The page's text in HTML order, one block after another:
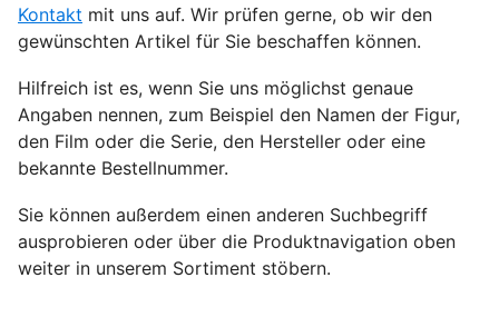
Kontakt mit uns auf. Wir prüfen gerne, ob wir den
gewünschten Artikel für Sie beschaffen können.
Hilfreich ist es, wenn Sie uns möglichst genaue
Angaben nennen, zum Beispiel den Namen der Figur,
den Film oder die Serie, den Hersteller oder eine
bekannte Bestellnummer.
Sie können außerdem einen anderen Suchbegriff
ausprobieren oder über die Produktnavigation oben
weiter in unserem Sortiment stöbern.